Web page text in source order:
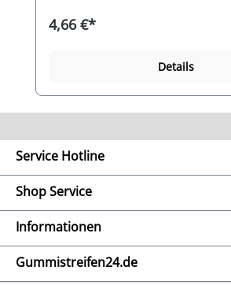
Elastizität aus, sowie sehr gute
Ozonbeständigkeit,
Seewasserbeständigkeit. Die
Widerstandfähigkeit gegen
und gut elektrisch isolierend. Die
50°Shore A und dichtet auch bei
Oberfläche (Unebenheiten) gut ab.
der Standardhärte (wie
65°Shore A ist diese
weicher und bleibt auch bei
Druckbelastung formstabil, federt
ein.
4,66 €*
Details
Service Hotline
Shop Service
Informationen
Gummistreifen24.de